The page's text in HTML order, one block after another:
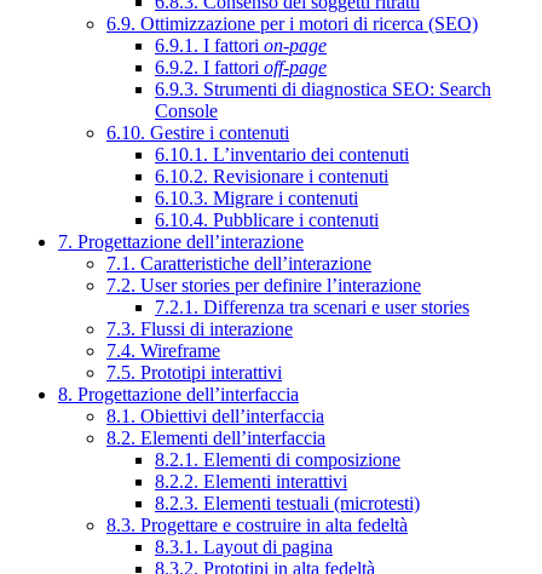
6.9. Ottimizzazione per i motori di ricerca (SEO)
6.9.1. I fattori on-page
6.9.2. I fattori off-page
6.9.3. Strumenti di diagnostica SEO: Search
Console
6.10. Gestire i contenuti
6.10.1. L’inventario dei contenuti
6.10.2. Revisionare i contenuti
6.10.3. Migrare i contenuti
6.10.4. Pubblicare i contenuti
7. Progettazione dell’interazione
7.1. Caratteristiche dell’interazione
7.2. User stories per definire l’interazione
7.2.1. Differenza tra scenari e user stories
7.3. Flussi di interazione
7.4. Wireframe
7.5. Prototipi interattivi
8. Progettazione dell’interfaccia
8.1. Obiettivi dell’interfaccia
8.2. Elementi dell’interfaccia
8.2.1. Elementi di composizione
8.2.2. Elementi interattivi
8.2.3. Elementi testuali (microtesti)
8.3. Progettare e costruire in alta fedeltà
8.3.1. Layout di pagina
8.3.2. Prototipi in alta fedeltà